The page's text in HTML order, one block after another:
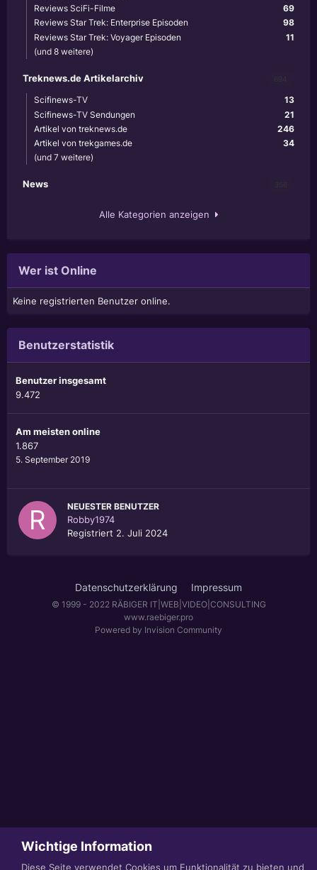
69
Reviews SciFi-Filme
98
Reviews Star Trek: Enterprise Episoden
11
Reviews Star Trek: Voyager Episoden
(und 8 weitere)
Treknews.de Artikelarchiv
13
Scifinews-TV
21
Scifinews-TV Sendungen
246
Artikel von treknews.de
34
Artikel von trekgames.de
(und 7 weitere)
News
Alle Kategorien anzeigen
Wer ist Online
Keine registrierten Benutzer online.
Benutzerstatistik
Benutzer insgesamt
9.472
Am meisten online
1.867
5. September 2019
NEUESTER BENUTZER
Robby1974
Registriert 2. Juli 2024
Datenschutzerklärung Impressum
© 1999 - 2022 RÄBIGER IT|WEB|VIDEO|CONSULTING
www.raebiger.pro
Powered by Invision Community
Wichtige Information
Diese Seite verwendet Cookies um Funktionalität zu bieten und